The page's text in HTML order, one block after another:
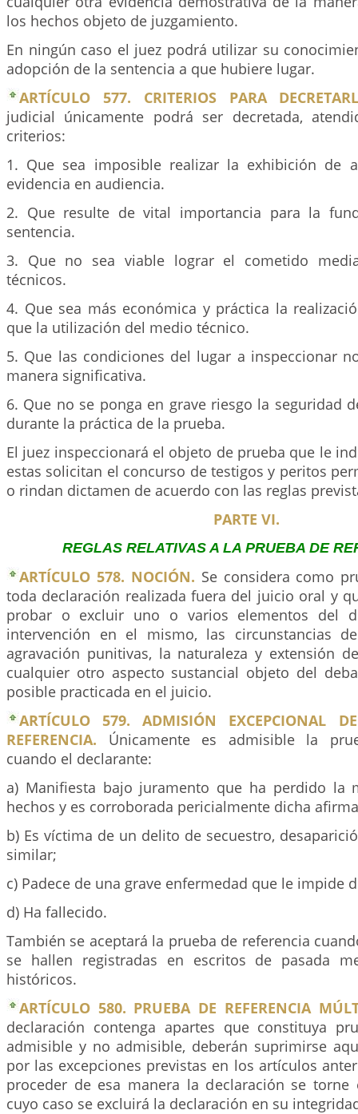
los hechos objeto de juzgamiento.
En ningún caso el juez podrá utilizar su
adopción de la sentencia a que hubiere lugar.
ARTÍCULO 577. CRITERIOS PARA
judicial únicamente podrá ser decretada,
criterios:
1. Que sea imposible realizar la exhibición de
evidencia en audiencia.
2. Que resulte de vital importancia para la
sentencia.
3. Que no sea viable lograr el cometido
técnicos.
4. Que sea más económica y práctica la
que la utilización del medio técnico.
5. Que las condiciones del lugar a inspeccionar
manera significativa.
6. Que no se ponga en grave riesgo la seguridad
durante la práctica de la prueba.
El juez inspeccionará el objeto de prueba que le
estas solicitan el concurso de testigos y peritos
o rindan dictamen de acuerdo con las reglas
PARTE VI.
REGLAS RELATIVAS A LA PRUEBA DE
ARTÍCULO 578. NOCIÓN. Se considera como
toda declaración realizada fuera del juicio oral y
probar o excluir uno o varios elementos del
intervención en el mismo, las circunstancias
agravación punitivas, la naturaleza y extensión
cualquier otro aspecto sustancial objeto del
posible practicada en el juicio.
ARTÍCULO 579. ADMISIÓN EXCEPCIONAL
REFERENCIA. Únicamente es admisible la
cuando el declarante:
a) Manifiesta bajo juramento que ha perdido la
hechos y es corroborada pericialmente dicha
b) Es víctima de un delito de secuestro,
similar;
c) Padece de una grave enfermedad que le impide
d) Ha fallecido.
También se aceptará la prueba de referencia
se hallen registradas en escritos de pasada
históricos.
ARTÍCULO 580. PRUEBA DE REFERENCIA
declaración contenga apartes que constituya
admisible y no admisible, deberán suprimirse
por las excepciones previstas en los artículos
proceder de esa manera la declaración se torne
cuyo caso se excluirá la declaración en su